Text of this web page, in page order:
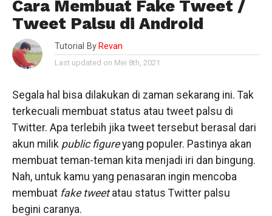
Cara Membuat Fake Tweet /
Tweet Palsu di Android
Tutorial By Revan
Last updated on Mei 8th, 2021
Segala hal bisa dilakukan di zaman sekarang ini. Tak
terkecuali membuat status atau tweet palsu di
Twitter. Apa terlebih jika tweet tersebut berasal dari
akun milik public figureyang populer. Pastinya akan
membuat teman-teman kita menjadi iri dan bingung.
Nah, untuk kamu yang penasaran ingin mencoba
membuat fake tweetatau status Twitter palsu
begini caranya.